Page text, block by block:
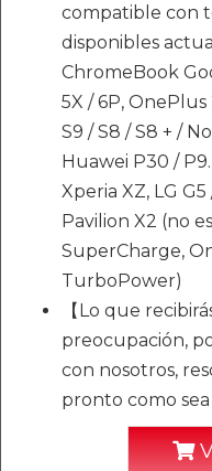
compatible con
disponibles
ChromeBook
5X / 6P, OnePlus
S9 / S8 / S8 + /
Huawei P30 / P9.
Xperia XZ, LG
Pavilion X2 (no
SuperCharge,
TurboPower)
【Lo que
preocupación,
con nosotros,
pronto como sea